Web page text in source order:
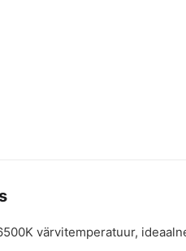
värvitemperatuur,